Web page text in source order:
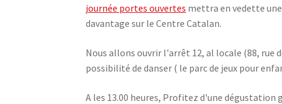
journée portes ouvertes mettra en vedette
davantage sur le Centre Catalan.
Nous allons ouvrir l'arrêt 12, al locale (88, rue
possibilité de danser ( le parc de jeux pour
A les 13.00 heures, Profitez d'une